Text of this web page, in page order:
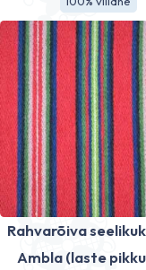
Rahvarõiva
Ambla (laste